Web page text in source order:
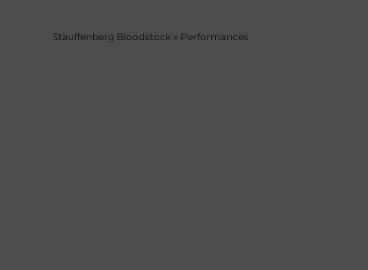
Stauffenberg Bloodstock » Performances